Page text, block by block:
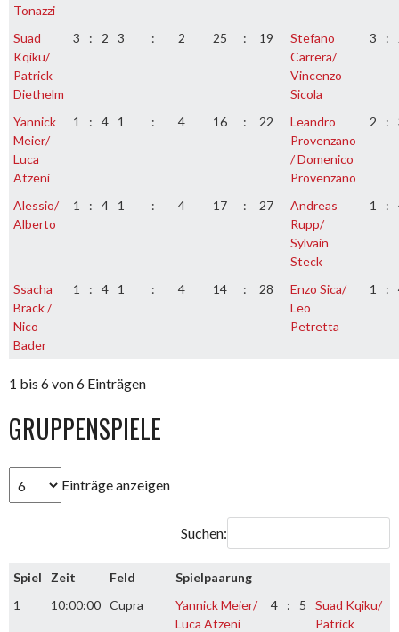
Tonazzi
Suad
Kqiku/
Patrick
Diethelm
3 : 2 3 : 2 25 : 19
Stefano
Carrera/
Vincenzo
Sicola
3 :
Yannick
Meier/
Luca
Atzeni
1 : 4 1 : 4 16 : 22
Leandro
Provenzano
/ Domenico
Provenzano
2 :
Alessio/
Alberto
1 : 4 1 : 4 17 : 27
Andreas
Rupp/
Sylvain
Steck
1 :
Ssacha
Brack /
Nico
Bader
1 : 4 1 : 4 14 : 28
Enzo Sica/
Leo
Petretta
1 :
1 bis 6 von 6 Einträgen
GRUPPENSPIELE
Einträge anzeigen
Suchen:
Spiel Zeit Feld
Spielpaarung
1
10:00:00 Cupra
Yannick Meier/
Luca Atzeni
4 : 5
Suad Kqiku/
Patrick